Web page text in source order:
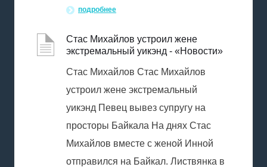
подробнее
Стас Михайлов устроил жене
экстремальный уикэнд - «Новости»
Стас Михайлов Стас Михайлов
устроил жене экстремальный
уикэнд Певец вывез супругу на
просторы Байкала На днях Стас
Михайлов вместе с женой Инной
отправился на Байкал. Листвянка в